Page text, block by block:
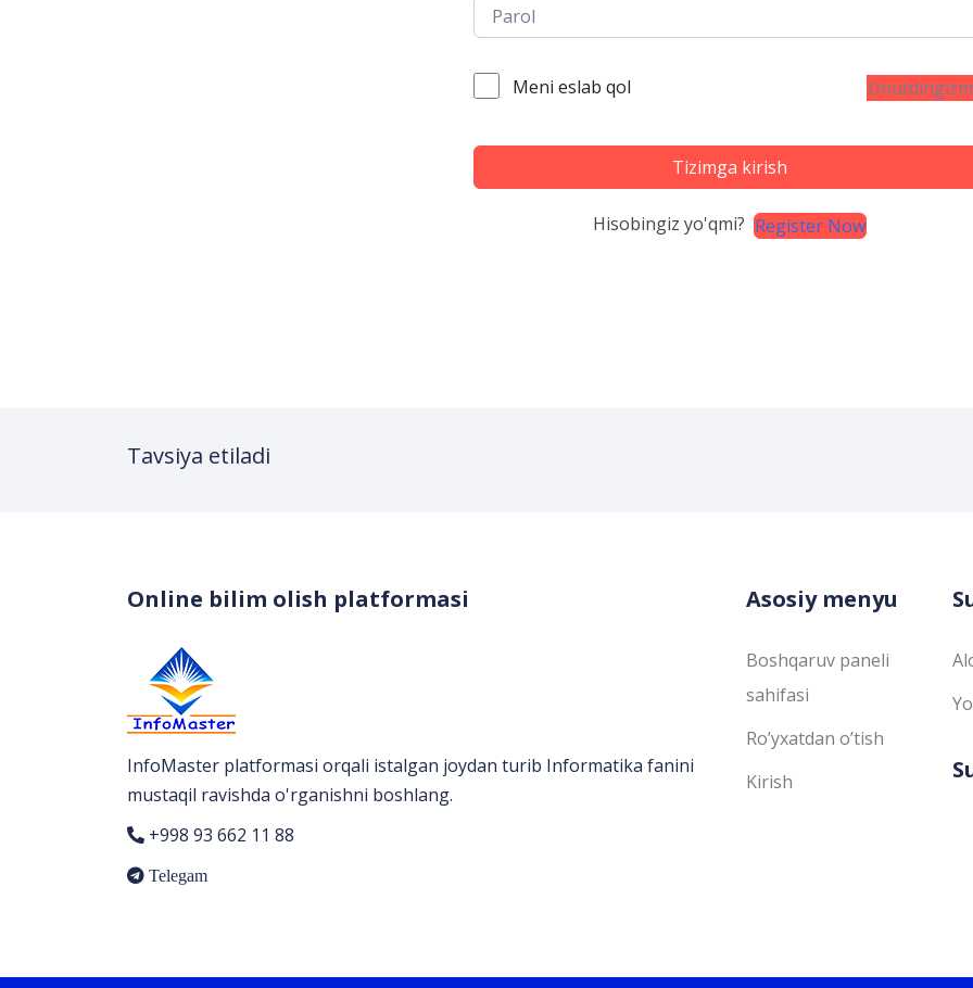
Meni eslab qol
Tizimga kirish
Hisobingiz yo'qmi? Register Now
Tavsiya etiladi
Online bilim olish platformasi
InfoMaster platformasi orqali istalgan joydan turib Informatika fanini
mustaqil ravishda o'rganishni boshlang.
+998 93 662 11 88
Telegam
Asosiy menyu
Boshqaruv paneli
sahifasi
Ro’yxatdan o’tish
Kirish